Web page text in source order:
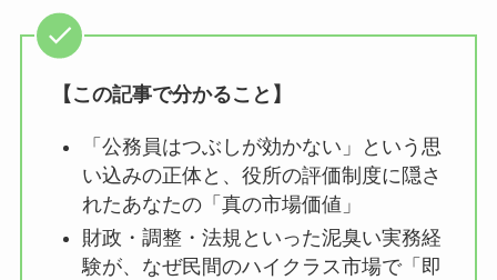
【この記事で分かること】
「公務員はつぶしが効かない」という思
い込みの正体と、役所の評価制度に隠さ
れたあなたの「真の市場価値」
財政・調整・法規といった泥臭い実務経
験が、なぜ民間のハイクラス市場で「即